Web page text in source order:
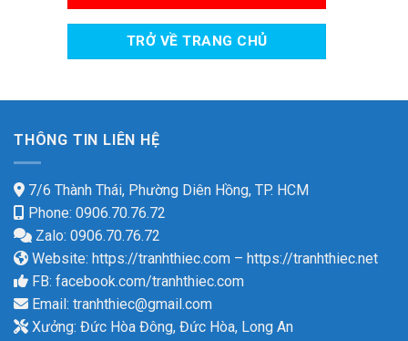
TRỞ VỀ TRANG CHỦ
THÔNG TIN LIÊN HỆ
7/6 Thành Thái, Phường Diên Hồng, TP. HCM
Phone: 0906.70.76.72
Zalo: 0906.70.76.72
Website: https://tranhthiec.com – https://tranhthiec.net
FB: facebook.com/tranhthiec.com
Email: tranhthiec@gmail.com
Xưởng: Đức Hòa Đông, Đức Hòa, Long An